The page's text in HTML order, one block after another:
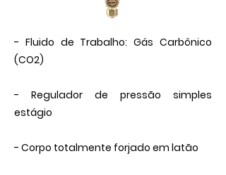
- Fluido de Trabalho: Gás Carbônico
(CO2)
- Regulador de pressão simples
estágio
- Corpo totalmente forjado em latão